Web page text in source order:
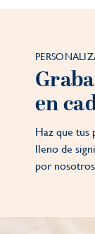
en
Haz que tus
lleno de
por